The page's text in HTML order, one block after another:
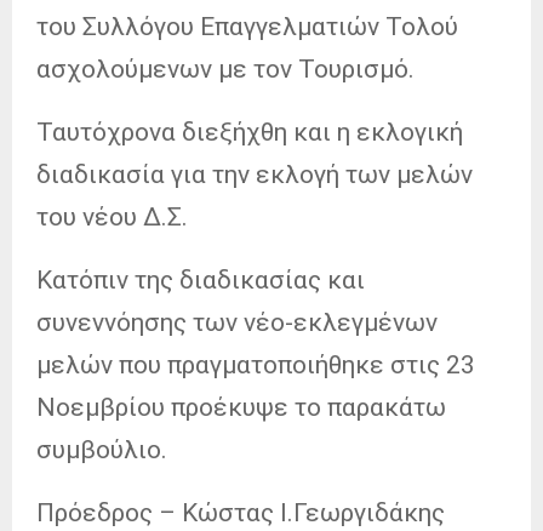
του Συλλόγου Επαγγελματιών Τολού
ασχολούμενων με τον Τουρισμό.
Ταυτόχρονα διεξήχθη και η εκλογική
διαδικασία για την εκλογή των μελών
του νέου Δ.Σ.
Κατόπιν της διαδικασίας και
συνεννόησης των νέο-εκλεγμένων
μελών που πραγματοποιήθηκε στις 23
Νοεμβρίου προέκυψε το παρακάτω
συμβούλιο.
Πρόεδρος – Κώστας Ι.Γεωργιδάκης